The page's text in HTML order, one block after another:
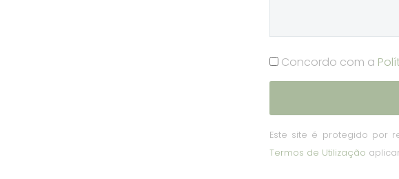
Concordo com a
Este site é protegido por
Termos de Utilização